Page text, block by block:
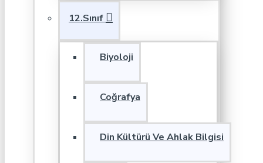
12.Sınıf
Biyoloji
Coğrafya
Din Kültürü Ve Ahlak Bilgisi